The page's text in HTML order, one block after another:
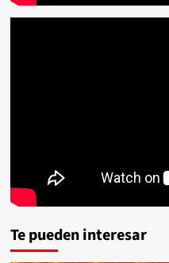
Te pueden interesar